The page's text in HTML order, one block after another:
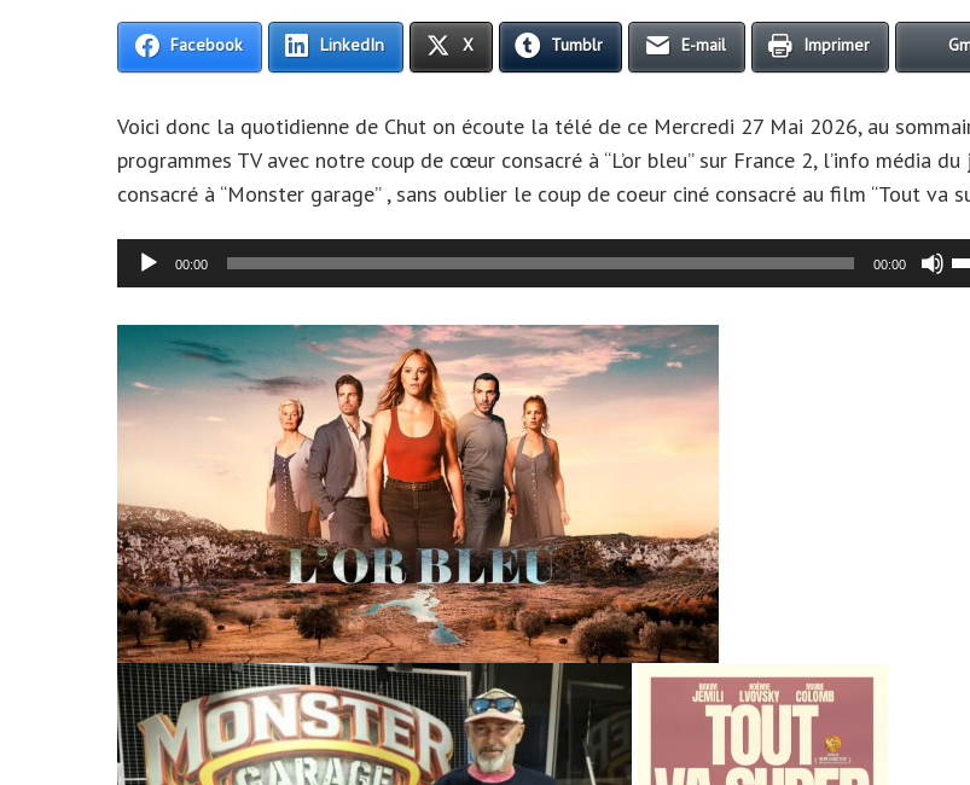
Facebook LinkedIn X Tumblr E-mail Imprimer
Voici donc la quotidienne de Chut on écoute la télé de ce Mercredi 27 Mai 2026, au
programmes TV avec notre coup de cœur consacré à “L’or bleu” sur France 2, l’info média du
consacré à “Monster garage” , sans oublier le coup de coeur ciné consacré au film “Tout va
Lecteur
audio
00:00 00:00